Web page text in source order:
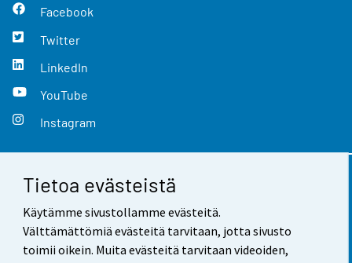
Tietoa evästeistä
Käytämme sivustollamme evästeitä.
Välttämättömiä evästeitä tarvitaan, jotta sivusto
toimii oikein. Muita evästeitä tarvitaan videoiden,
Facebook
Twitter
LinkedIn
YouTube
Instagram
Yhteystiedot
Palaute
Käyttöehdot